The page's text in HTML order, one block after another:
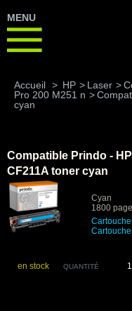
MENU
Accueil > HP > Laser >
Pro 200 M251 n >
cyan
Compatible Prindo -
CF211A toner cyan
Cyan
1800
en stock QUANTITÉ